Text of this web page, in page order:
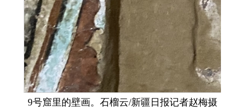
9号窟里的壁画。石榴云/新疆日报记者赵梅摄